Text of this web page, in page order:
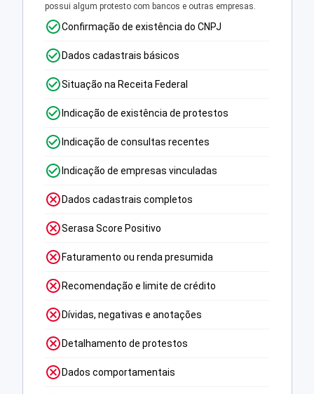
possui algum protesto com bancos e outras empresas.
Confirmação de existência do CNPJ
Dados cadastrais básicos
Situação na Receita Federal
Indicação de existência de protestos
Indicação de consultas recentes
Indicação de empresas vinculadas
Dados cadastrais completos
Serasa Score Positivo
Faturamento ou renda presumida
Recomendação e limite de crédito
Dívidas, negativas e anotações
Detalhamento de protestos
Dados comportamentais